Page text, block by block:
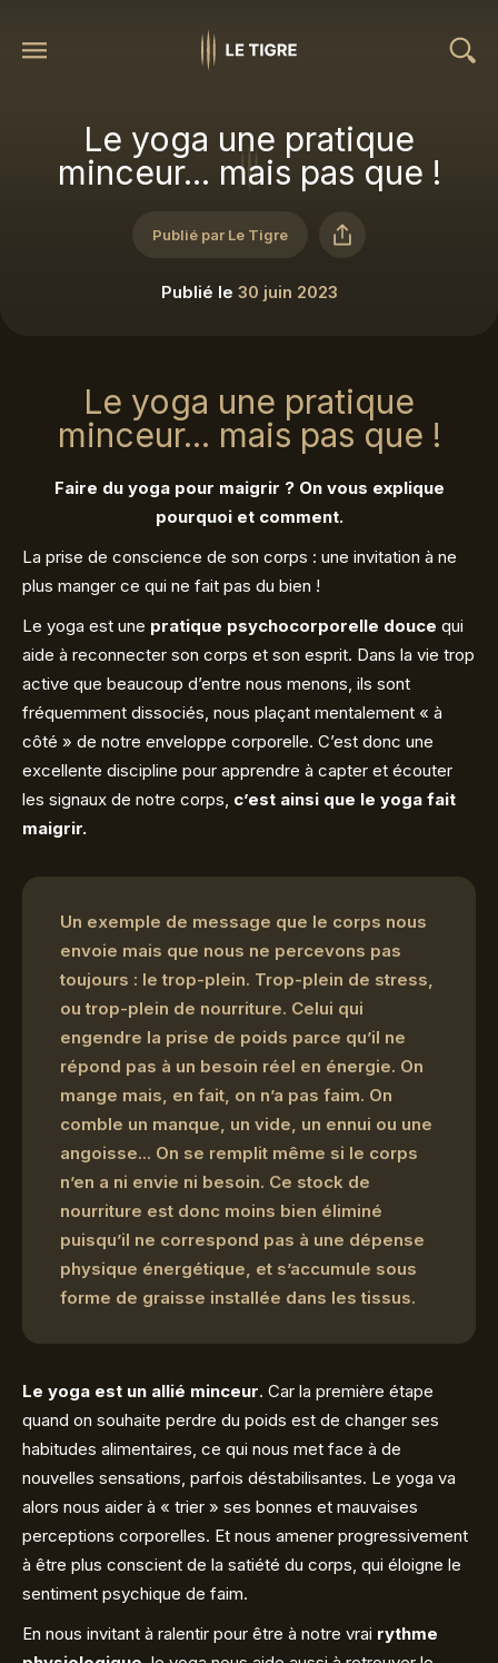
Le yoga une pratique
minceur... mais pas que !
Publié par Le Tigre
Publié le 30 juin 2023
Le yoga une pratique
minceur... mais pas que !
Faire du yoga pour maigrir ? On vous explique
pourquoi et comment.
La prise de conscience de son corps : une invitation à ne
plus manger ce qui ne fait pas du bien !
Le yoga est une pratique psychocorporelle douce qui
aide à reconnecter son corps et son esprit. Dans la vie trop
active que beaucoup d’entre nous menons, ils sont
fréquemment dissociés, nous plaçant mentalement « à
côté » de notre enveloppe corporelle. C’est donc une
excellente discipline pour apprendre à capter et écouter
les signaux de notre corps, c’est ainsi que le yoga fait
maigrir.
Un exemple de message que le corps nous
envoie mais que nous ne percevons pas
toujours : le trop-plein. Trop-plein de stress,
ou trop-plein de nourriture. Celui qui
engendre la prise de poids parce qu’il ne
répond pas à un besoin réel en énergie. On
mange mais, en fait, on n’a pas faim. On
comble un manque, un vide, un ennui ou une
angoisse... On se remplit même si le corps
n’en a ni envie ni besoin. Ce stock de
nourriture est donc moins bien éliminé
puisqu’il ne correspond pas à une dépense
physique énergétique, et s’accumule sous
forme de graisse installée dans les tissus.
Le yoga est un allié minceur. Car la première étape
quand on souhaite perdre du poids est de changer ses
habitudes alimentaires, ce qui nous met face à de
nouvelles sensations, parfois déstabilisantes. Le yoga va
alors nous aider à « trier » ses bonnes et mauvaises
perceptions corporelles. Et nous amener progressivement
à être plus conscient de la satiété du corps, qui éloigne le
sentiment psychique de faim.
En nous invitant à ralentir pour être à notre vrai rythme